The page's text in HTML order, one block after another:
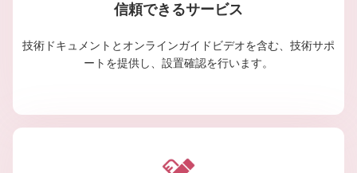
信頼できるサービス
技術ドキュメントとオンラインガイドビデオを含む、技術サポ
ートを提供し、設置確認を行います。